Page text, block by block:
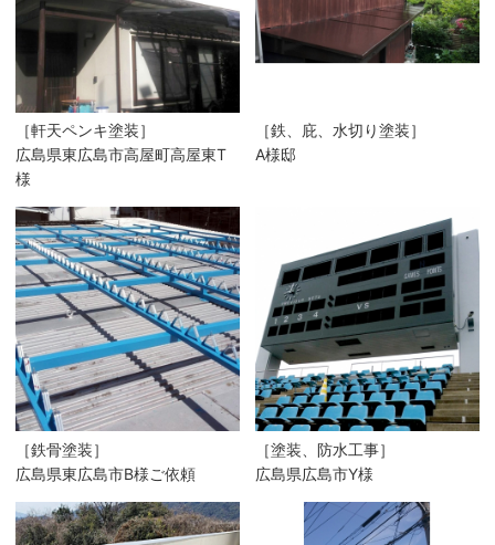
［軒天ペンキ塗装］
広島県東広島市高屋町高屋東T
様
［鉄、庇、水切り塗装］
A様邸
［鉄骨塗装］
広島県東広島市B様ご依頼
［塗装、防水工事］
広島県広島市Y様